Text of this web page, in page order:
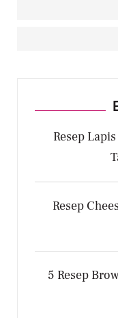
Resep
Resep
5 Resep